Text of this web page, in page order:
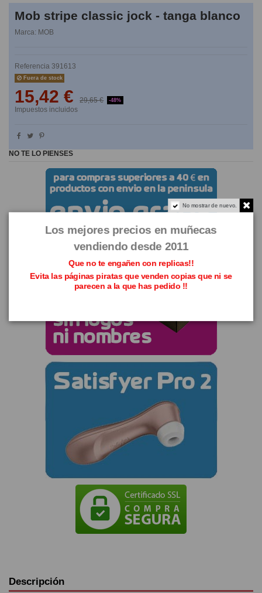
Mob stripe classic jock - tanga blanco
Marca: MOB
Referencia 391613
Fuera de stock
15,42 € 29,65 € -48%
Impuestos incluidos
NO TE LO PIENSES
Descripción
No mostrar de nuevo.
Los mejores precios en muñecas
vendiendo desde 2011
Que no te engañen con replicas!!
Evita las páginas piratas que venden copias que ni se
parecen a la que has pedido !!